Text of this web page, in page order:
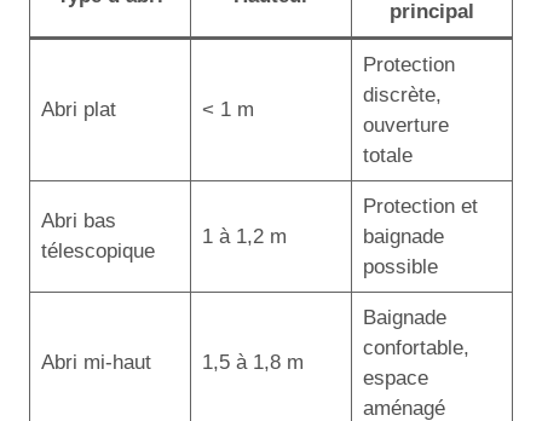
principal
Abri plat < 1 m
Protection
discrète,
ouverture
totale
Abri bas
télescopique
1 à 1,2 m
Protection et
baignade
possible
Abri mi-haut 1,5 à 1,8 m
Baignade
confortable,
espace
aménagé